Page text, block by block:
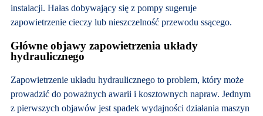
instalacji. Hałas dobywający się z pompy sugeruje
zapowietrzenie cieczy lub nieszczelność przewodu ssącego.
Główne objawy zapowietrzenia układy
hydraulicznego
Zapowietrzenie układu hydraulicznego to problem, który może
prowadzić do poważnych awarii i kosztownych napraw. Jednym
z pierwszych objawów jest spadek wydajności działania maszyn